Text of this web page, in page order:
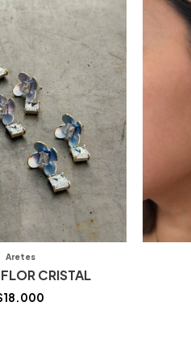
Aretes
CRISTAL
18.000